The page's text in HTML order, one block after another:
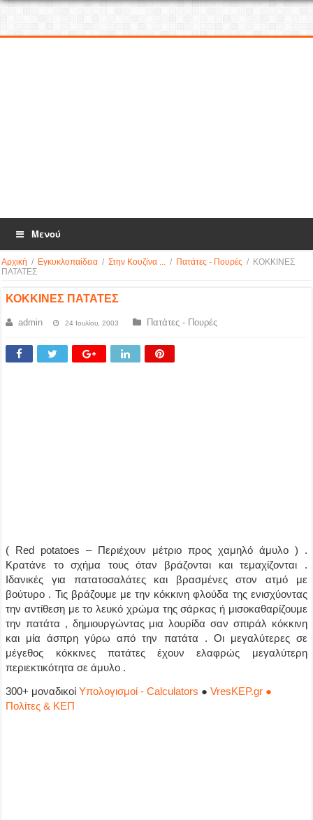
Μενού
Αρχική / Εγκυκλοπαίδεια / Στην Κουζίνα ... / Πατάτες - Πουρές / ΚΟΚΚΙΝΕΣ
ΠΑΤΑΤΕΣ
ΚΟΚΚΙΝΕΣ ΠΑΤΑΤΕΣ
admin 24 Ιουλίου, 2003 Πατάτες - Πουρές
( Red potatoes – Περιέχουν μέτριο προς χαμηλό άμυλο ) .
Κρατάνε το σχήμα τους όταν βράζονται και τεμαχίζονται .
Ιδανικές για πατατοσαλάτες και βρασμένες στον ατμό με
βούτυρο . Τις βράζουμε με την κόκκινη φλούδα της ενισχύοντας
την αντίθεση με το λευκό χρώμα της σάρκας ή μισοκαθαρίζουμε
την πατάτα , δημιουργώντας μια λουρίδα σαν σπιράλ κόκκινη
και μία άσπρη γύρω από την πατάτα . Οι μεγαλύτερες σε
μέγεθος κόκκινες πατάτες έχουν ελαφρώς μεγαλύτερη
περιεκτικότητα σε άμυλο .
300+ μοναδικοίΥπολογισμοί - Calculators ●VresKEP.gr ●
Πολίτες & ΚΕΠ